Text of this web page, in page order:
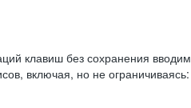
клавиш без сохранения
включая, но не ограничиваясь: